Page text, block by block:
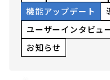
機能アップデート
ユーザーインタビュ
お知らせ